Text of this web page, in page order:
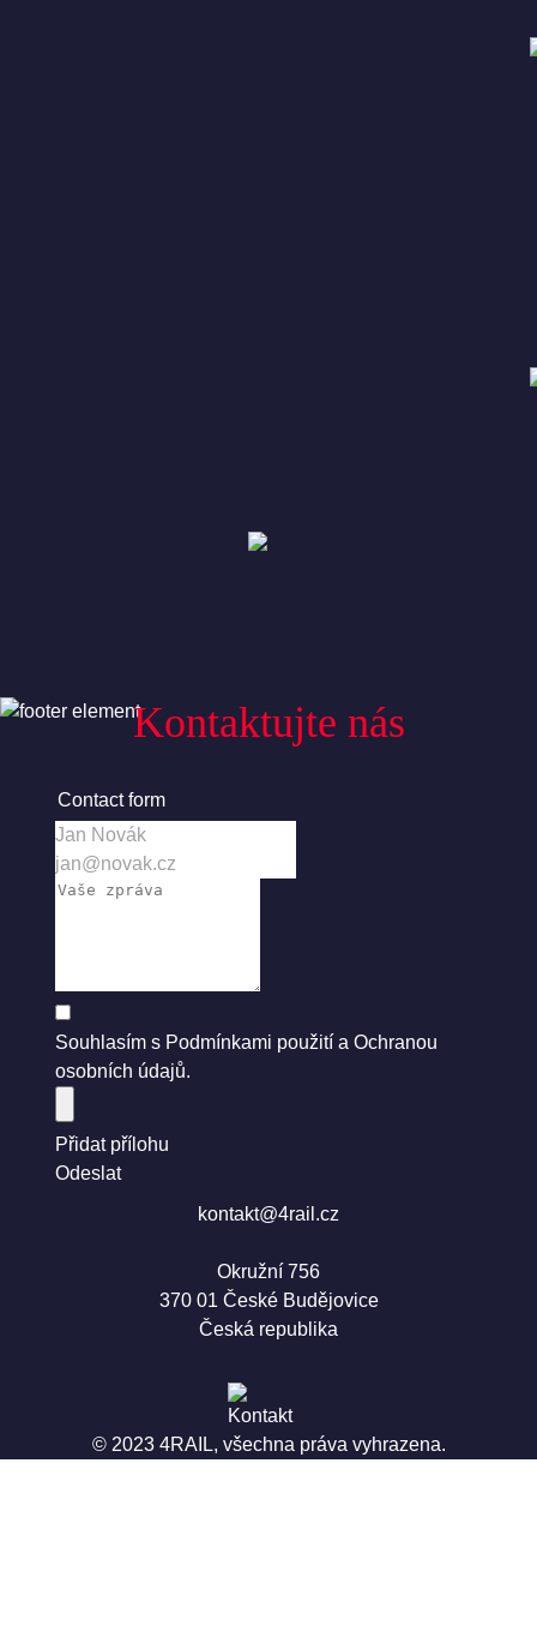
Kontaktujte nás
Contact form
Souhlasím s Podmínkami použití a Ochranou
osobních údajů.
Přidat přílohu
Odeslat
kontakt@4rail.cz
Okružní 756
370 01 České Budějovice
Česká republika
© 2023 4RAIL, všechna práva vyhrazena.